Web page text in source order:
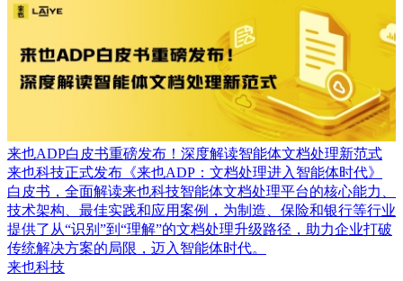
来也ADP白皮书重磅发布！深度解读智能体文档处理新范式
来也科技正式发布《来也ADP：文档处理进入智能体时代》
白皮书，全面解读来也科技智能体文档处理平台的核心能力、
技术架构、最佳实践和应用案例，为制造、保险和银行等行业
提供了从“识别”到“理解”的文档处理升级路径，助力企业打破
传统解决方案的局限，迈入智能体时代。
来也科技